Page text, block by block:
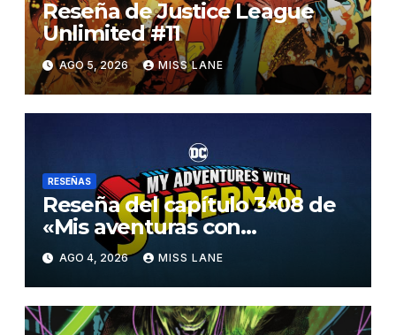
Reseña de Justice League
Unlimited #11
AGO 5, 2026 MISS LANE
RESEÑAS
Reseña del capítulo 3×08 de
«Mis aventuras con
Superman»
AGO 4, 2026 MISS LANE